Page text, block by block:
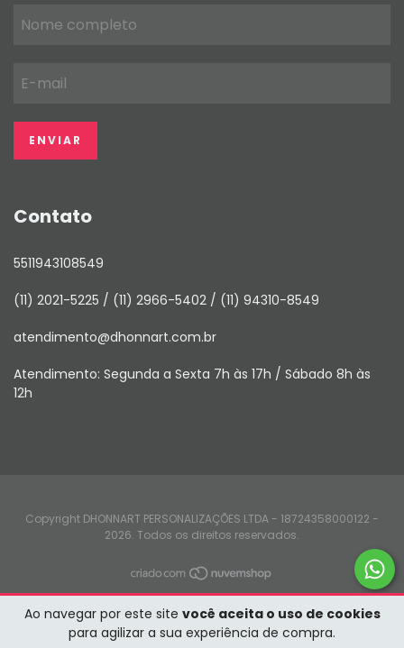
Ao navegar por este site você aceita o uso de cookies
para agilizar a sua experiência de compra.
Contato
5511943108549
(11) 2021-5225 / (11) 2966-5402 / (11) 94310-8549
atendimento@dhonnart.com.br
Atendimento: Segunda a Sexta 7h às 17h / Sábado 8h às
12h
Copyright DHONNART PERSONALIZAÇÕES LTDA - 18724358000122 -
2026. Todos os direitos reservados.